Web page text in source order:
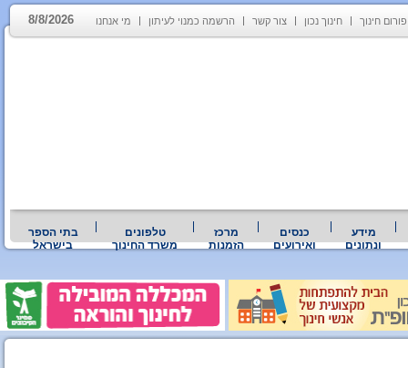
פורום חינוך חינוך נכון צור קשר הרשמה כמנוי לעיתון מי אנחנו 8/8/2026
מידע
ונתונים
כנסים
ואירועים
מרכז
הזמנות
טלפונים
משרד החינוך
בתי הספר
בישראל